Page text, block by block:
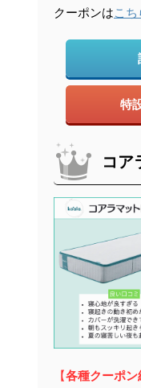
クーポンはこち
特
コア
【各種クーポン